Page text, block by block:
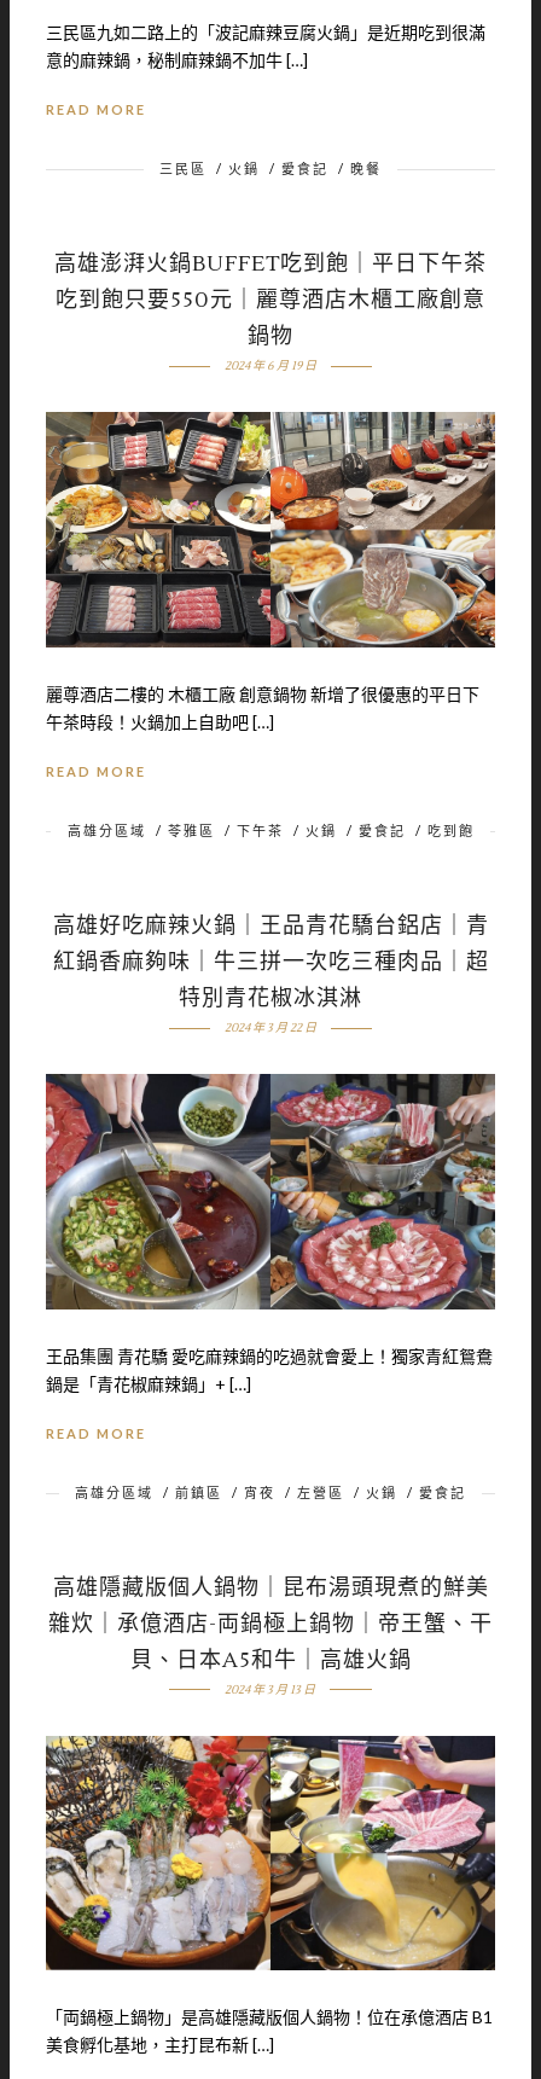
三民區九如二路上的「波記麻辣豆腐火鍋」是近期吃到很滿
意的麻辣鍋，秘制麻辣鍋不加牛 […]
READ MORE
三民區 / 火鍋 / 愛食記 / 晚餐
高雄澎湃火鍋BUFFET吃到飽｜平日下午茶
吃到飽只要550元｜麗尊酒店木櫃工廠創意
鍋物
2024 年 6 月 19 日
麗尊酒店二樓的 木櫃工廠 創意鍋物 新增了很優惠的平日下
午茶時段！火鍋加上自助吧 […]
READ MORE
高雄分區域 / 苓雅區 / 下午茶 / 火鍋 / 愛食記 / 吃到飽
高雄好吃麻辣火鍋｜王品青花驕台鋁店｜青
紅鍋香麻夠味｜牛三拼一次吃三種肉品｜超
特別青花椒冰淇淋
2024 年 3 月 22 日
王品集團 青花驕 愛吃麻辣鍋的吃過就會愛上！獨家青紅鴛鴦
鍋是「青花椒麻辣鍋」+ […]
READ MORE
高雄分區域 / 前鎮區 / 宵夜 / 左營區 / 火鍋 / 愛食記
高雄隱藏版個人鍋物｜昆布湯頭現煮的鮮美
雜炊｜承億酒店-両鍋極上鍋物｜帝王蟹、干
貝、日本A5和牛｜高雄火鍋
2024 年 3 月 13 日
「両鍋極上鍋物」是高雄隱藏版個人鍋物！位在承億酒店 B1
美食孵化基地，主打昆布新 […]